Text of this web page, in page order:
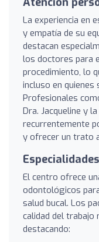
La experiencia en
y empatía de su
destacan
los doctores para
procedimiento, lo
incluso en quienes
Profesionales
Dra. Jacqueline y
recurrentemente
y ofrecer un trato
El centro ofrece
odontológicos
salud bucal. Los
calidad del trabajo
destacando: